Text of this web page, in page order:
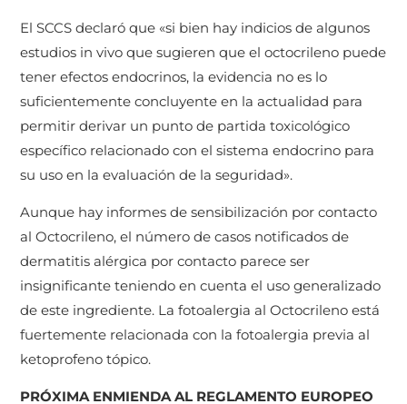
El SCCS declaró que «si bien hay indicios de algunos
estudios in vivo que sugieren que el octocrileno puede
tener efectos endocrinos, la evidencia no es lo
suficientemente concluyente en la actualidad para
permitir derivar un punto de partida toxicológico
específico relacionado con el sistema endocrino para
su uso en la evaluación de la seguridad».
Aunque hay informes de sensibilización por contacto
al Octocrileno, el número de casos notificados de
dermatitis alérgica por contacto parece ser
insignificante teniendo en cuenta el uso generalizado
de este ingrediente. La fotoalergia al Octocrileno está
fuertemente relacionada con la fotoalergia previa al
ketoprofeno tópico.
PRÓXIMA ENMIENDA AL REGLAMENTO EUROPEO